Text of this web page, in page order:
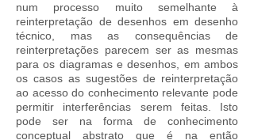
num processo muito semelhante à
reinterpretação de desenhos em desenho
técnico, mas as consequências de
reinterpretações parecem ser as mesmas
para os diagramas e desenhos, em ambos
os casos as sugestões de reinterpretação
ao acesso do conhecimento relevante pode
permitir interferências serem feitas. Isto
pode ser na forma de conhecimento
conceptual abstrato que é na então